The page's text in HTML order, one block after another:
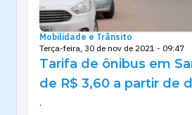
Mobilidade e Trânsito
Terça-feira, 30 de nov de 2021 - 09:47
Tarifa de ônibus em
de R$ 3,60 a partir de
.